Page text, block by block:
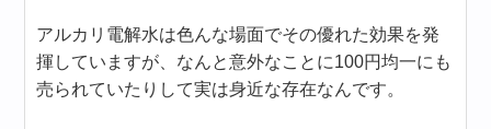
アルカリ電解水は色んな場面でその優れた効果を発
揮していますが、なんと意外なことに100円均一にも
売られていたりして実は身近な存在なんです。